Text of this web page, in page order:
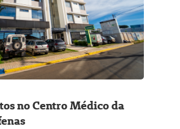
no Centro Médico da